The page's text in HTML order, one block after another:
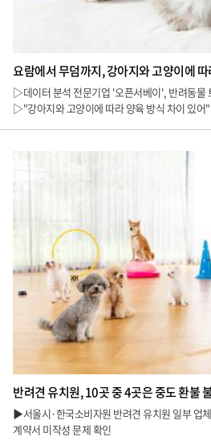
요람에서 무덤까지, 강아지와 고양이에
▷데이터 분석 전문기업 '오픈서베이', 반려동물
▷"강아지와 고양이에 따라 양육 방식 차이 있어"
반려견 유치원, 10곳 중 4곳은 중도 환불
▶서울시·한국소비자원 반려견 유치원 일부 업
계약서 미작성 문제 확인